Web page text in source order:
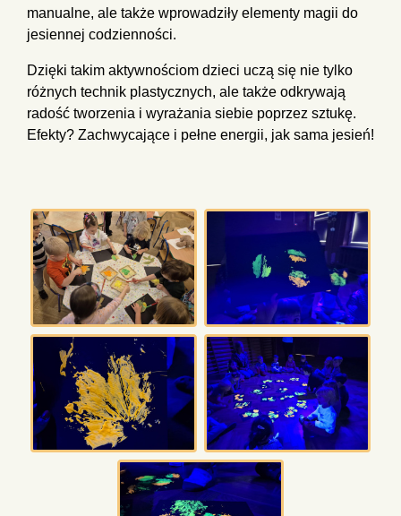
manualne, ale także wprowadziły elementy magii do
jesiennej codzienności.
Dzięki takim aktywnościom dzieci uczą się nie tylko
różnych technik plastycznych, ale także odkrywają
radość tworzenia i wyrażania siebie poprzez sztukę.
Efekty? Zachwycające i pełne energii, jak sama jesień!